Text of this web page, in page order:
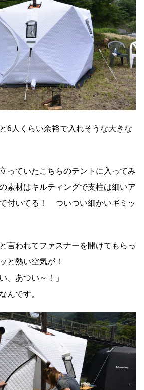
6人くらい余裕で入れそうな大きな
っていたこちらのテントに入ってみ
素材はキルティングで支柱は細いア
付いてる！ ついつい細かいギミッ
言われてファスナーを開けてもらっ
と熱い空気が！
、あつい～！」
んです。